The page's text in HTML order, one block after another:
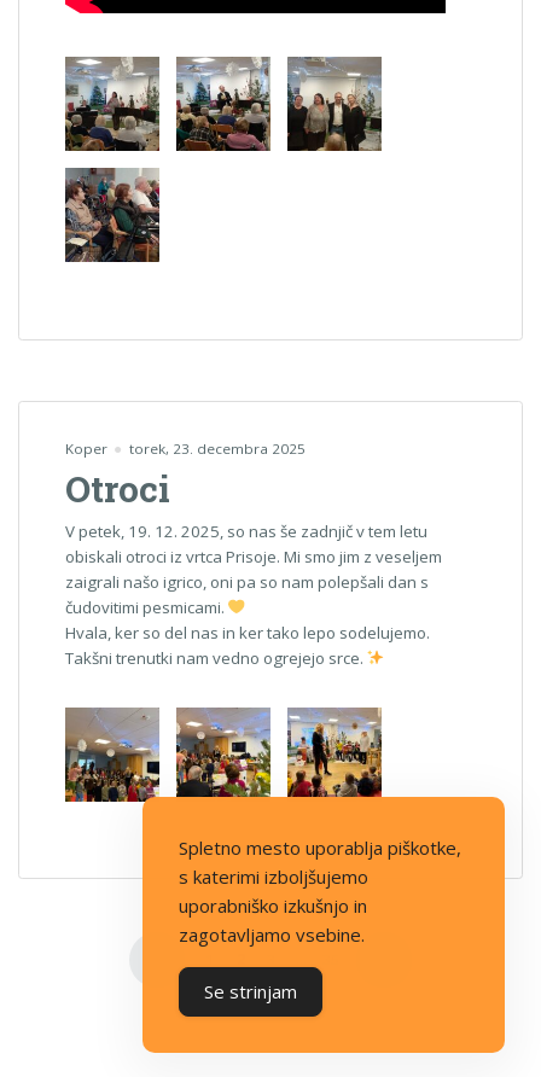
Koper torek, 23. decembra 2025
Otroci
V petek, 19. 12. 2025, so nas še zadnjič v tem letu
obiskali otroci iz vrtca Prisoje. Mi smo jim z veseljem
zaigrali našo igrico, oni pa so nam polepšali dan s
čudovitimi pesmicami.
Hvala, ker so del nas in ker tako lepo sodelujemo.
Takšni trenutki nam vedno ogrejejo srce.
Številčenje prispevkov
Spletno mesto uporablja piškotke,
s katerimi izboljšujemo
uporabniško izkušnjo in
zagotavljamo vsebine.
Se strinjam